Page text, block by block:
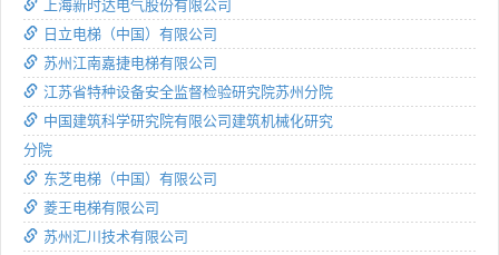
上海新时达电气股份有限公司
日立电梯（中国）有限公司
苏州江南嘉捷电梯有限公司
江苏省特种设备安全监督检验研究院苏州分院
中国建筑科学研究院有限公司建筑机械化研究
分院
东芝电梯（中国）有限公司
菱王电梯有限公司
苏州汇川技术有限公司